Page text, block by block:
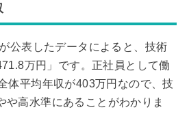
公表したデータによると、技術
万円」です。正社員として働
体平均年収が403万円なので、技
や高水準にあることがわかりま